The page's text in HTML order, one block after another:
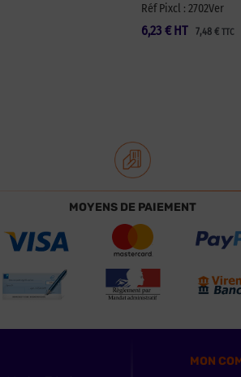
Réf Pixcl : 2702Ver
6,23 € 7,48 € TTC
HT
MOYENS DE PAIEMENT
MON